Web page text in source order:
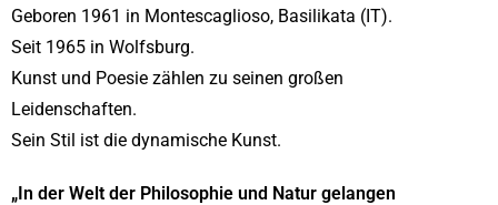
Geboren 1961 in Montescaglioso, Basilikata (IT).
Seit 1965 in Wolfsburg.
Kunst und Poesie zählen zu seinen großen
Leidenschaften.
Sein Stil ist die dynamische Kunst.
„In der Welt der Philosophie und Natur gelangen